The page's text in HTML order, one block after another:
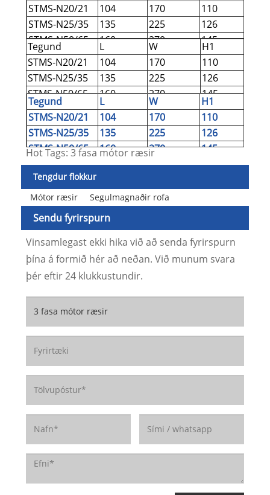
STMS-N20/21
104 170 110
STMS-N25/35
135 225 126
STMS-N50/65
160 270 145
STMS-N80/95
190 300 163
Tegund L W H1
STMS-N20/21
104 170 110
STMS-N25/35
135 225 126
STMS-N50/65
160 270 145
STMS-N80/95
190 300 163
Tegund L W H1
STMS-N20/21
104 170 110
STMS-N25/35
135 225 126
STMS-N50/65
160 270 145
STMS-N80/95
190 300 163 168
Hot Tags: 3 fasa mótor ræsir
Tengdur flokkur
Mótor ræsir
Segulmagnaðir rofa
Sendu fyrirspurn
Vinsamlegast ekki hika við að senda fyrirspurn
þína á formið hér að neðan. Við munum svara
þér eftir 24 klukkustundir.